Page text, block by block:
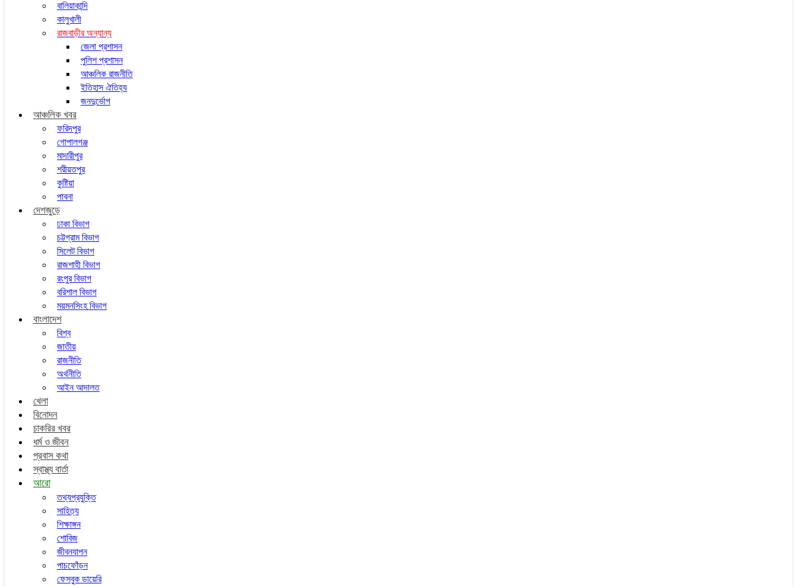
বালিয়াকান্দি
কালুখালী
রাজবাড়ীর অন্যান্য
জেলা প্রশাসন
পুলিশ প্রশাসন
আঞ্চলিক রাজনীতি
ইতিহাস ঐতিহ্য
জনদুর্ভোগ
আঞ্চলিক খবর
ফরিদপুর
গোপালগঞ্জ
মাদারীপুর
শরীয়তপুর
কুষ্টিয়া
পাবনা
দেশজুড়ে
ঢাকা বিভাগ
চট্টগ্রাম বিভাগ
সিলেট বিভাগ
রাজশাহী বিভাগ
রংপুর বিভাগ
বরিশাল বিভাগ
ময়মনসিংহ বিভাগ
বাংলাদেশ
বিশ্ব
জাতীয়
রাজনীতি
অর্থনীতি
আইন আদালত
খেলা
বিনোদন
চাকরির খবর
ধর্ম ও জীবন
প্রবাস কথা
স্বাস্থ্য বার্তা
আরো
তথ্যপ্রযুক্তি
সাহিত্য
শিক্ষাঙ্গন
শোবিজ
জীবনযাপন
পাচফোঁড়ন
ফেসবুক ডায়েরি